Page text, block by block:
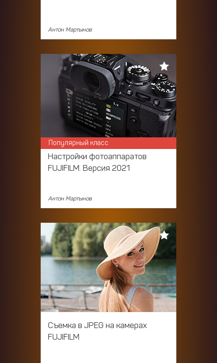
Антон Мартынов
Настройки фотоаппаратов
FUJIFILM. Версия 2021
Антон Мартынов
Популярный класс
Cъемка в JPEG на камерах
FUJIFILM